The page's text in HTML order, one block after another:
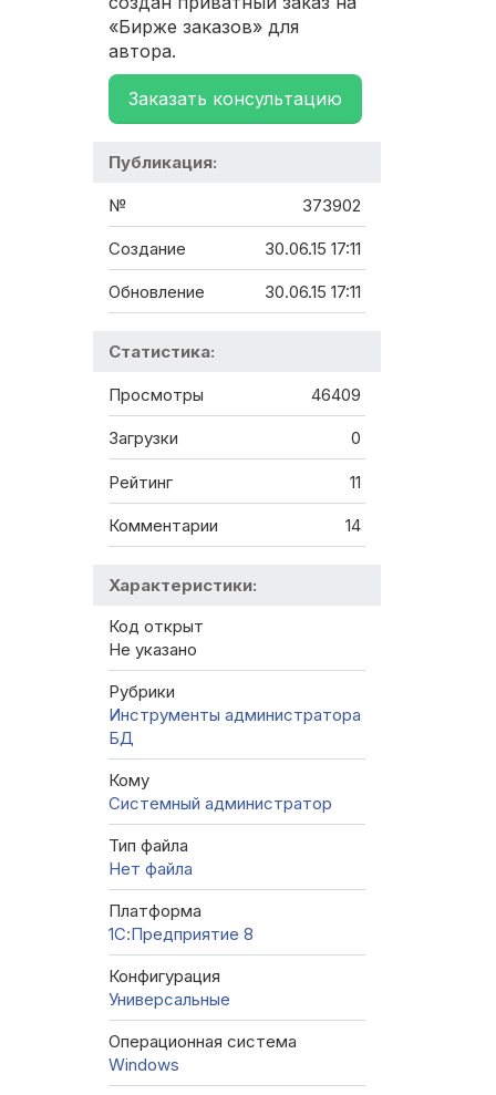
«Бирже заказов» для
автора.
Заказать консультацию
Публикация:
№ 373902
Создание 30.06.15 17:11
Обновление 30.06.15 17:11
Статистика:
Просмотры 46409
Загрузки 0
Рейтинг 11
Комментарии 14
Характеристики:
Код открыт
Не указано
Рубрики
Инструменты администратора
БД
Кому
Системный администратор
Тип файла
Нет файла
Платформа
1С:Предприятие 8
Конфигурация
Универсальные
Операционная система
Windows